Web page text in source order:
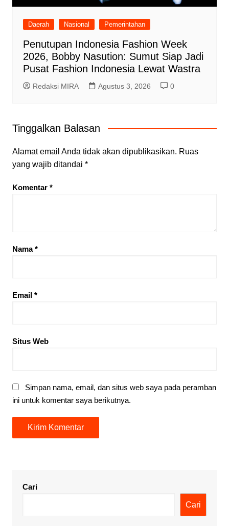
Daerah Nasional Pemerintahan
Penutupan Indonesia Fashion Week
2026, Bobby Nasution: Sumut Siap Jadi
Pusat Fashion Indonesia Lewat Wastra
Redaksi MIRA Agustus 3, 2026 0
Tinggalkan Balasan
Alamat email Anda tidak akan dipublikasikan. Ruas
yang wajib ditandai *
Komentar *
Nama*
Email *
Situs Web
Simpan nama, email, dan situs web saya pada peramban
ini untuk komentar saya berikutnya.
Cari
Cari